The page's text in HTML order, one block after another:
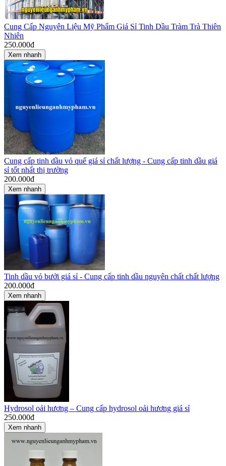
Cung Cấp Nguyên Liệu Mỹ Phẩm Giá Sỉ Tinh Dầu Tràm Trà Thiên
Nhiên
250.000đ
Xem nhanh
Cung cấp tinh dầu vỏ quế giá sỉ chất lượng - Cung cấp tinh dầu giá
sỉ tốt nhất thị trường
200.000đ
Xem nhanh
Tinh dầu vỏ bưởi giá sỉ - Cung cấp tinh dầu nguyên chất chất lượng
200.000đ
Xem nhanh
Hydrosol oải hương – Cung cấp hydrosol oải hương giá sỉ
250.000đ
Xem nhanh